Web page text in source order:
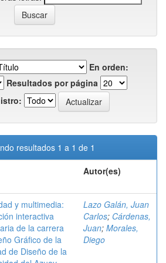
En orden:
Resultados por página
resultados 1 a 1 de 1
Autor(es)
y multimedia:
interactiva
de la carrera
Gráfico de la
de Diseño de la
Lazo Galán, Juan
Carlos; Cárdenas,
Juan; Morales,
Diego